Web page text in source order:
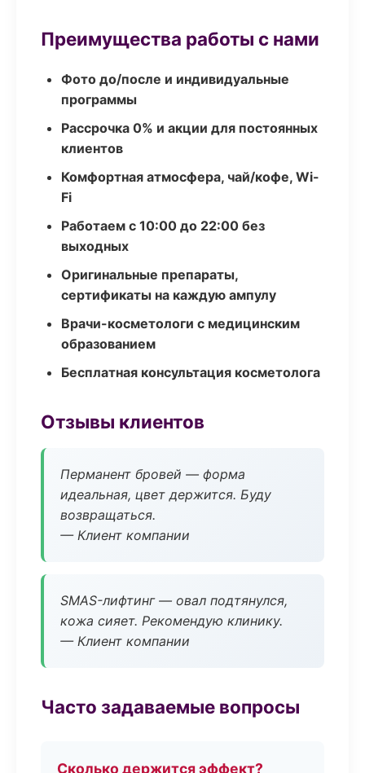
Преимущества работы с нами
Фото до/после и индивидуальные
программы
Рассрочка 0% и акции для постоянных
клиентов
Комфортная атмосфера, чай/кофе, Wi-
Fi
Работаем с 10:00 до 22:00 без
выходных
Оригинальные препараты,
сертификаты на каждую ампулу
Врачи-косметологи с медицинским
образованием
Бесплатная консультация косметолога
Отзывы клиентов
Перманент бровей — форма
идеальная, цвет держится. Буду
возвращаться.
— Клиент компании
SMAS-лифтинг — овал подтянулся,
кожа сияет. Рекомендую клинику.
— Клиент компании
Часто задаваемые вопросы
Сколько держится эффект?